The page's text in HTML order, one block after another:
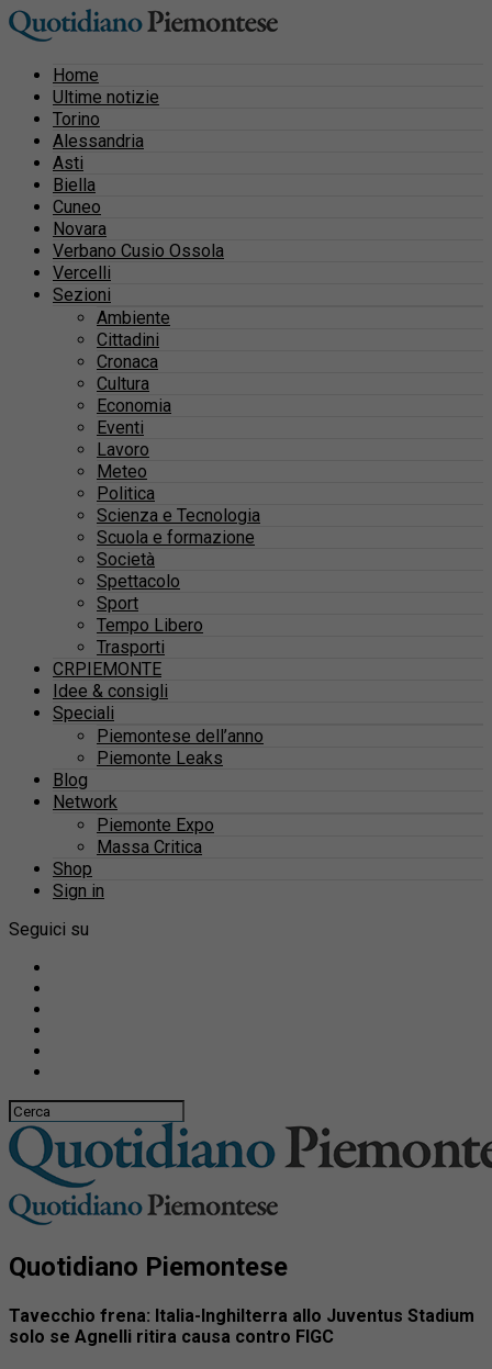
Home
Ultime notizie
Torino
Alessandria
Asti
Biella
Cuneo
Novara
Verbano Cusio Ossola
Vercelli
Sezioni
Ambiente
Cittadini
Cronaca
Cultura
Economia
Eventi
Lavoro
Meteo
Politica
Scienza e Tecnologia
Scuola e formazione
Società
Spettacolo
Sport
Tempo Libero
Trasporti
CRPIEMONTE
Idee & consigli
Speciali
Piemontese dell’anno
Piemonte Leaks
Blog
Network
Piemonte Expo
Massa Critica
Shop
Sign in
Seguici su
Quotidiano Piemontese
Tavecchio frena: Italia-Inghilterra allo Juventus Stadium
solo se Agnelli ritira causa contro FIGC